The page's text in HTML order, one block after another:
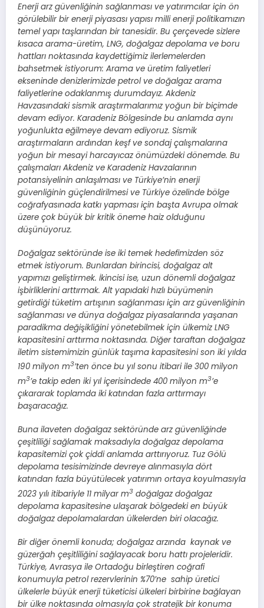
Enerji arz güvenliğinin sağlanması ve yatırımcılar için ön
görülebilir bir enerji piyasası yapısı milli enerji politikamızın
temel yapı taşlarından bir tanesidir. Bu çerçevede sizlere
kısaca arama-üretim, LNG, doğalgaz depolama ve boru
hattları noktasında kaydettiğimiz ilerlemelerden
bahsetmek istiyorum: Arama ve üretim faliyetleri
ekseninde denizlerimizde petrol ve doğalgaz arama
faliyetlerine odaklanmış durumdayız. Akdeniz
Havzasındaki sismik araştırmalarımız yoğun bir biçimde
devam ediyor. Karadeniz Bölgesinde bu anlamda aynı
yoğunlukta eğilmeye devam ediyoruz. Sismik
araştırmaların ardından keşf ve sondaj çalışmalarına
yoğun bir mesayi harcayıcaz önümüzdeki dönemde. Bu
çalışmaları Akdeniz ve Karadeniz Havzalarının
potansiyelinin anlaşılması ve Türkiye’nin enerji
güvenliğinin güçlendirilmesi ve Türkiye özelinde bölge
coğrafyasınada katkı yapması için başta Avrupa olmak
üzere çok büyük bir kritik öneme haiz olduğunu
düşünüyoruz.
Doğalgaz sektöründe ise iki temek hedefimizden söz
etmek istiyorum. Bunlardan birincisi, doğalgaz alt
yapımızı geliştirmek. İkincisi ise, uzun dönemli doğalgaz
işbirliklerini arttırmak. Alt yapıdaki hızlı büyümenin
getirdiği tüketim artışının sağlanması için arz güvenliğinin
sağlanması ve dünya doğalgaz piyasalarında yaşanan
paradikma değişikliğini yönetebilmek için ülkemiz LNG
kapasitesini arttırma noktasında. Diğer taraftan doğalgaz
iletim sistemimizin günlük taşıma kapasitesini son iki yılda
190 milyon m3’ten önce bu yıl sonu itibari ile 300 milyon
m3’e takip eden iki yıl içerisindede 400 milyon m3’e
çıkararak toplamda iki katından fazla arttırmayı
başaracağız.
Buna ilaveten doğalgaz sektöründe arz güvenliğinde
çeşitliliği sağlamak maksadıyla doğalgaz depolama
kapasitemizi çok çiddi anlamda arttırıyoruz. Tuz Gölü
depolama tesisimizinde devreye alınmasıyla dört
katından fazla büyütülecek yatırımın ortaya koyulmasıyla
2023 yılı itibariyle 11 milyar m3 doğalgaz doğalgaz
depolama kapasitesine ulaşarak bölgedeki en büyük
doğalgaz depolamalardan ülkelerden biri olacağız.
Bir diğer önemli konuda; doğalgaz arzında kaynak ve
güzerğah çeşitliliğini sağlayacak boru hattı projeleridir.
Türkiye, Avrasya ile Ortadoğu birleştiren coğrafi
konumuyla petrol rezervlerinin %70’ne sahip üretici
ülkelerle büyük enerji tüketicisi ülkeleri birbirine bağlayan
bir ülke noktasında olmasıyla çok stratejik bir konuma